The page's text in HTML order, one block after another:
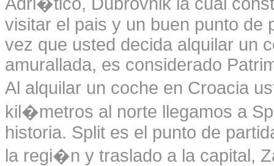
visitar el pais y un buen punto de
vez que usted decida alquilar un
amurallada, es considerado
Al alquilar un coche en Croacia
kil�metros al norte llegamos a
historia. Split es el punto de
la regi�n y traslado a la capital,